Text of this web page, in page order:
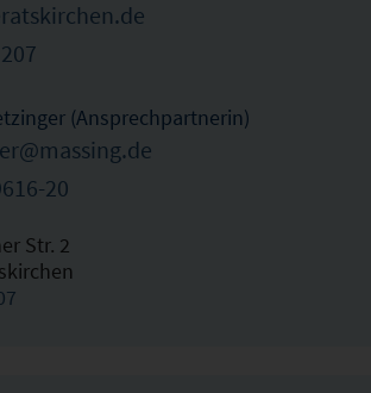
(Ansprechpartnerin)
20
Str. 2